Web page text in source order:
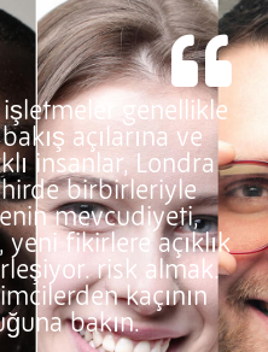
genellikle
açılarına ve
insanlar, Londra
birbirleriyle
mevcudiyeti,
fikirlere açıklık
risk almak.
kaçının
bakın.